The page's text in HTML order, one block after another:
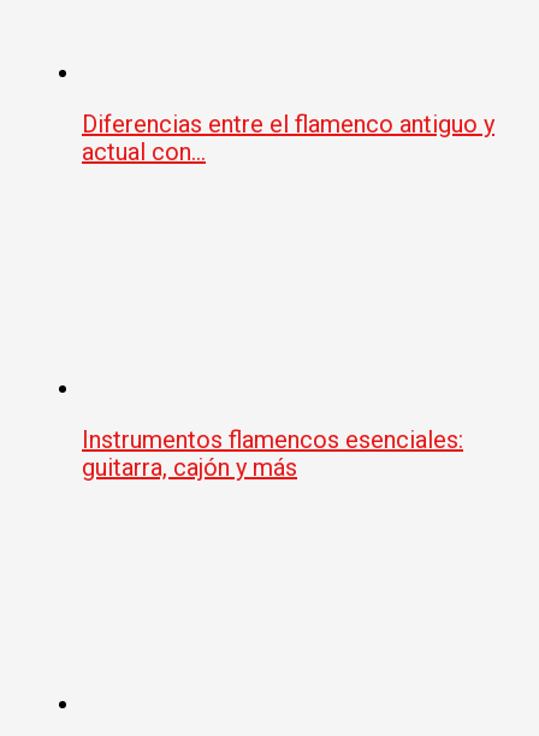
Diferencias entre el flamenco antiguo y
actual con…
Instrumentos flamencos esenciales:
guitarra, cajón y más